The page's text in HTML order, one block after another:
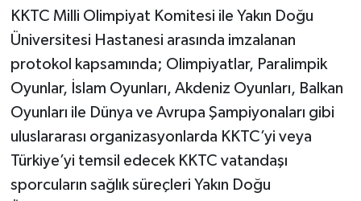
KKTC Milli Olimpiyat Komitesi ile Yakın Doğu
Üniversitesi Hastanesi arasında imzalanan
protokol kapsamında; Olimpiyatlar, Paralimpik
Oyunlar, İslam Oyunları, Akdeniz Oyunları, Balkan
Oyunları ile Dünya ve Avrupa Şampiyonaları gibi
uluslararası organizasyonlarda KKTC’yi veya
Türkiye’yi temsil edecek KKTC vatandaşı
sporcuların sağlık süreçleri Yakın Doğu